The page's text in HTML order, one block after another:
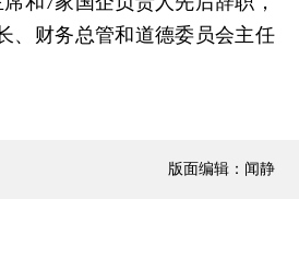
、财务总管和道德委员会主任
版面编辑：闻静